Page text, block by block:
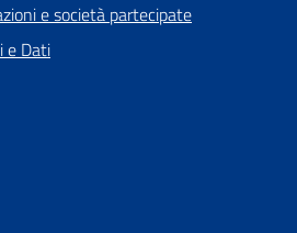
e società partecipate
e Dati